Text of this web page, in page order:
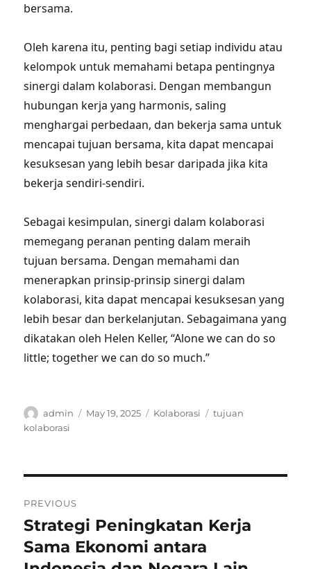
bersama.
Oleh karena itu, penting bagi setiap individu atau
kelompok untuk memahami betapa pentingnya
sinergi dalam kolaborasi. Dengan membangun
hubungan kerja yang harmonis, saling
menghargai perbedaan, dan bekerja sama untuk
mencapai tujuan bersama, kita dapat mencapai
kesuksesan yang lebih besar daripada jika kita
bekerja sendiri-sendiri.
Sebagai kesimpulan, sinergi dalam kolaborasi
memegang peranan penting dalam meraih
tujuan bersama. Dengan memahami dan
menerapkan prinsip-prinsip sinergi dalam
kolaborasi, kita dapat mencapai kesuksesan yang
lebih besar dan berkelanjutan. Sebagaimana yang
dikatakan oleh Helen Keller, “Alone we can do so
little; together we can do so much.”
Author
admin
Posted
May 19, 2025 Categories
Kolaborasi Tags
tujuan
kolaborasi
navigation
PREVIOUS
Previous
post:
Strategi Peningkatan Kerja
Sama Ekonomi antara